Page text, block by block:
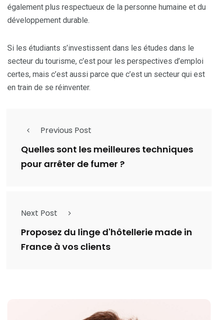
également plus respectueux de la personne humaine et du
développement durable.
Si les étudiants s’investissent dans les études dans le
secteur du tourisme, c’est pour les perspectives d’emploi
certes, mais c’est aussi parce que c’est un secteur qui est
en train de se réinventer.
Previous Post
Quelles sont les meilleures techniques
pour arrêter de fumer ?
Next Post
Proposez du linge d'hôtellerie made in
France à vos clients